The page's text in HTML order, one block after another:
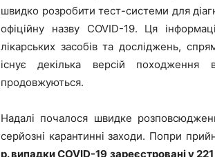
швидко розробити тест-системи для
офіційну назву COVID-19. Ця
лікарських засобів та досліджень,
існує декілька версій
продовжуються.
Надалі почалося швидке
серйозні карантинні заходи. Попри
р. випадкиCOVID-19 зареєстровані у 221